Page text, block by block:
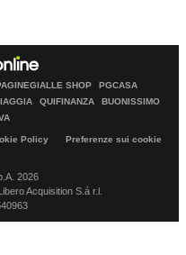
SHOP
PGCASA
QUIFINANZA
BUONISSIMO
Policy
Preferenze sui cookie
2026
Acquisition S.á r.l.